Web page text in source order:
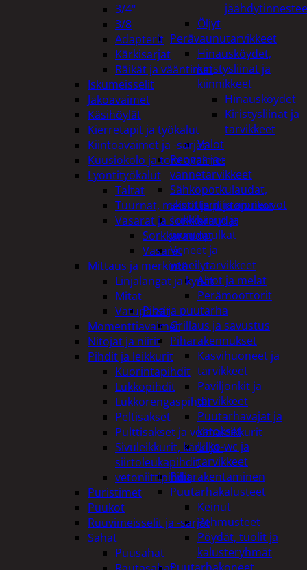
Öljyt
Perävaunutarvikkeet
Hinausköydet,
kiristysliinat ja
kiinnikkeet
Hinausköydet
Kiristysliinat ja
tarvikkeet
Valot
Rengas ja -
vannetarvikkeet
Sähköpotkulaudat,
skootterit ja ajoneuvot
Tukkikärryt ja
juontopulkat
Veneet ja
veneilytarvikkeet
Airot ja melat
Perämoottorit
Piha ja puutarha
Grillaus ja savustus
Piharakennukset
Kasvihuoneet ja
tarvikkeet
Paviljonkit ja
tarvikkeet
Puutarhavajat ja
katokset
Ulko-wc ja
tarvikkeet
Piharakentaminen
Puutarhakalusteet
Keinut
Pehmusteet
Pöydät, tuolit ja
kalusteryhmät
3/4"
3/8
Adapterit
Kärkisarjat
Räikät ja vääntimet
Iskumeisselit
Jakoavaimet
Käsihöylät
Kierretapit ja työkalut
Kiintoavaimet ja -sarjat
Kuusiokolo ja torx-avaimet
Lyöntityökalut
Taltat
Tuurnat, meistit ja piirtopuikot
Vasarat ja sorkkaraudat
Sorkkaraudat
Vasarat
Mittaus ja merkintä
Linjalangat ja kynät
Mitat
Vatupassit
Momenttiavaimet
Nitojat ja niitit
Pihdit ja leikkurit
Kuorintapihdit
Lukkopihdit
Lukkorengaspihdit
Peltisakset
Pulttisakset ja voimaleikkurit
Sivuleikkurit, kärki ja-
siirtoleukapihdit
vetoniittipihdit
Puristimet
Puukot
Ruuvimeisselit ja -sarjat
Sahat
Puusahat